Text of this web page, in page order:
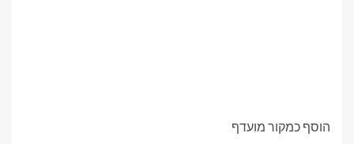
הוסף כמקור מועדף